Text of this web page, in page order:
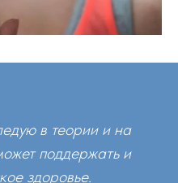
в теории и на
поддержать и
здоровье.